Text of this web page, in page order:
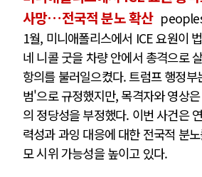
사망…전국적 분노 확산
1월, 미니애폴리스에서 ICE 요원이
네 니콜 굿을 차량 안에서 총격으로
항의를 불러일으켰다. 트럼프 행정
범'으로 규정했지만, 목격자와 영상
의 정당성을 부정했다. 이번 사건은
력성과 과잉 대응에 대한 전국적 분
모 시위 가능성을 높이고 있다.